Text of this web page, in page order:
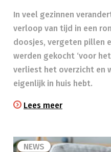
In veel gezinnen
verloop van tijd in een
doosjes, vergeten pillen
werden gekocht ‘voor
verliest het overzicht en
eigenlijk in huis hebt.
Lees meer
NEWS